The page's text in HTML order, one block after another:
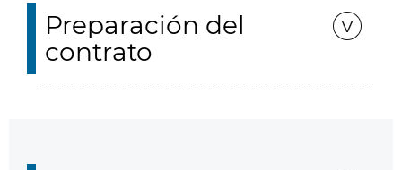
Preparación del
contrato